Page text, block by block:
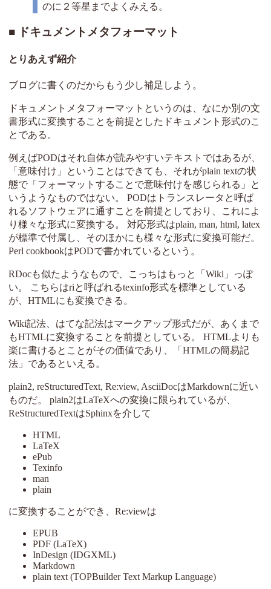
のに２等星までよくみえる。
ドキュメントメタフォーマット
とりあえず紹介
ブログに書くのだからもう少し補足しよう。
ドキュメントメタフォーマットというのは、なにか別の文
書形式に変換することを前提としたドキュメント形式のこ
とである。
例えばPODはそれ自体が読みやすいテキストではあるが、
「意味付け」ということはできても、それがplain textの状
態で「フォーマットすることで意味付けを感じられる」と
いうようなものではない。 PODはトランスレータと呼ば
れるソフトウェアに通すことを前提としており、これによ
り様々な形式に変換する。 対応形式はplain, man, html, latex
が標準で付属し、そのほかにも様々な形式に変換可能だ。
Perl cookbookはPODで書かれているという。
RDocも似たようなもので、こっちはもっと「Wiki」っぽ
い。 こちらはriと呼ばれるtexinfo形式を標準としている
が、HTMLにも変換できる。
Wiki記法、はてな記法はマークアップ形式だが、あくまで
もHTMLに変換することを前提としている。 HTMLよりも
楽に書けるとことがその価値であり、「HTMLの簡易記
法」であるといえる。
plain2, reStructuredText, Re:view, AsciiDocはMarkdownに近い
ものだ。 plain2はLaTeXへの変換に限られているが、
ReStructuredTextはSphinxを介して
HTML
LaTeX
ePub
Texinfo
man
plain
に変換することができ、Re:viewは
EPUB
PDF (LaTeX)
InDesign (IDGXML)
Markdown
plain text (TOPBuilder Text Markup Language)